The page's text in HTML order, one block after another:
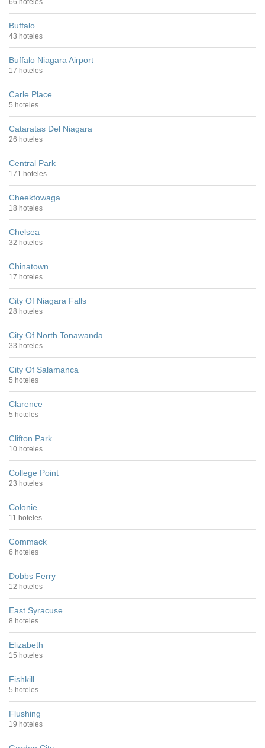
66 hoteles
Buffalo
43 hoteles
Buffalo Niagara Airport
17 hoteles
Carle Place
5 hoteles
Cataratas Del Niagara
26 hoteles
Central Park
171 hoteles
Cheektowaga
18 hoteles
Chelsea
32 hoteles
Chinatown
17 hoteles
City Of Niagara Falls
28 hoteles
City Of North Tonawanda
33 hoteles
City Of Salamanca
5 hoteles
Clarence
5 hoteles
Clifton Park
10 hoteles
College Point
23 hoteles
Colonie
11 hoteles
Commack
6 hoteles
Dobbs Ferry
12 hoteles
East Syracuse
8 hoteles
Elizabeth
15 hoteles
Fishkill
5 hoteles
Flushing
19 hoteles